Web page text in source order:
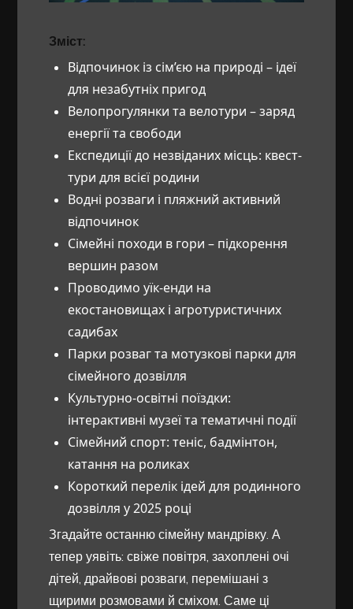
Зміст:
Відпочинок із сім’єю на природі – ідеї
для незабутніх пригод
Велопрогулянки та велотури – заряд
енергії та свободи
Експедиції до незвіданих місць: квест-
тури для всієї родини
Водні розваги і пляжний активний
відпочинок
Сімейні походи в гори – підкорення
вершин разом
Проводимо уїк-енди на
екостановищах і агротуристичних
садибах
Парки розваг та мотузкові парки для
сімейного дозвілля
Культурно-освітні поїздки:
інтерактивні музеї та тематичні події
Сімейний спорт: теніс, бадмінтон,
катання на роликах
Короткий перелік ідей для родинного
дозвілля у 2025 році
Згадайте останню сімейну мандрівку. А
тепер уявіть: свіже повітря, захоплені очі
дітей, драйвові розваги, перемішані з
щирими розмовами й сміхом. Саме ці